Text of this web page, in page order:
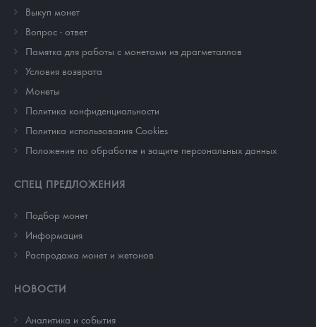
Выкуп монет
Вопрос - ответ
Памятка для работы с монетами из драгметаллов
Условия возврата
Монеты
Политика конфиденциальности
Политика использования Cookies
Положение по обработке и защите персональных данных
СПЕЦ ПРЕДЛОЖЕНИЯ
Подбор монет
Информация
Распродажа монет и жетонов
НОВОСТИ
Аналитика и события